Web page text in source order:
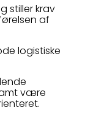
stiller krav
af
logistiske
være